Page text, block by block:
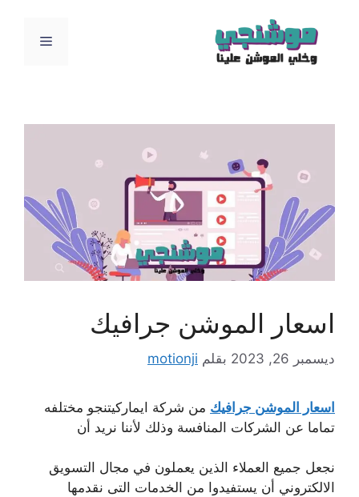
المحتوى
القائمة
اسعار الموشن جرافيك
ديسمبر 26, 2023 بقلم motionji
اسعار الموشن جرافيك من شركة ايماركيتنجو مختلفه
تماما عن الشركات المنافسة وذلك لأننا نريد أن
نجعل جميع العملاء الذين يعملون في مجال التسويق
الالكتروني أن يستفيدوا من الخدمات التى نقدمها